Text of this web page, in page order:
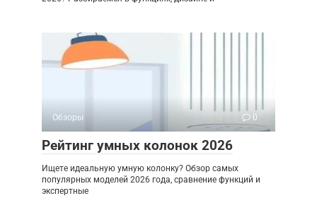
Обзоры 0
Рейтинг умных колонок 2026
Ищете идеальную умную колонку? Обзор самых
популярных моделей 2026 года, сравнение функций и
экспертные